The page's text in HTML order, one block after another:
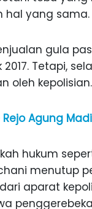
hal yang sama.
gula
2017. Tetapi,
oleh kepolisian.
Agung
hukum
menutup
aparat